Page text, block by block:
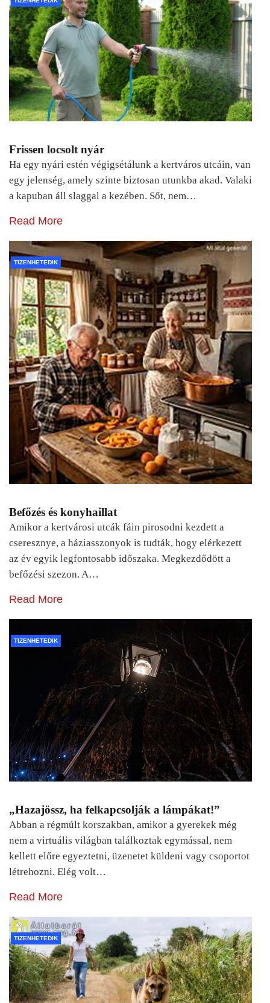
Frissen locsolt nyár
Ha egy nyári estén végigsétálunk a kertváros utcáin, van
egy jelenség, amely szinte biztosan utunkba akad. Valaki
a kapuban áll slaggal a kezében. Sőt, nem…
Read More
TIZENHETEDIK
Befőzés és konyhaillat
Amikor a kertvárosi utcák fáin pirosodni kezdett a
cseresznye, a háziasszonyok is tudták, hogy elérkezett
az év egyik legfontosabb időszaka. Megkezdődött a
befőzési szezon. A…
Read More
TIZENHETEDIK
„Hazajössz, ha felkapcsolják a lámpákat!”
Abban a régmúlt korszakban, amikor a gyerekek még
nem a virtuális világban találkoztak egymással, nem
kellett előre egyeztetni, üzenetet küldeni vagy csoportot
létrehozni. Elég volt…
Read More
TIZENHETEDIK